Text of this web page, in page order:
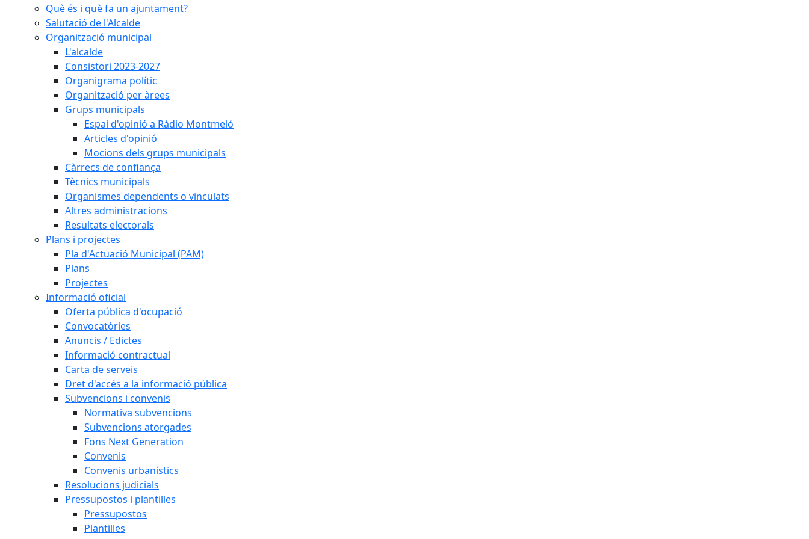
Què és i què fa un ajuntament?
Salutació de l'Alcalde
Organització municipal
L'alcalde
Consistori 2023-2027
Organigrama polític
Organització per àrees
Grups municipals
Espai d'opinió a Ràdio Montmeló
Articles d'opinió
Mocions dels grups municipals
Càrrecs de confiança
Tècnics municipals
Organismes dependents o vinculats
Altres administracions
Resultats electorals
Plans i projectes
Pla d'Actuació Municipal (PAM)
Plans
Projectes
Informació oficial
Oferta pública d'ocupació
Convocatòries
Anuncis / Edictes
Informació contractual
Carta de serveis
Dret d'accés a la informació pública
Subvencions i convenis
Normativa subvencions
Subvencions atorgades
Fons Next Generation
Convenis
Convenis urbanístics
Resolucions judicials
Pressupostos i plantilles
Pressupostos
Plantilles